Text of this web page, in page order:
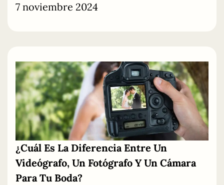
7 noviembre 2024
¿Cuál Es LaDiferencia Entre Un
Videógrafo, Un Fotógrafo Y Un Cámara
Para Tu Boda?